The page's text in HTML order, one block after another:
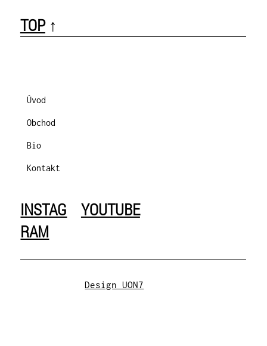
INSTAG
RAM
YOUTUBE
Úvod
Obchod
Bio
Kontakt
TOP↑
Design UON7